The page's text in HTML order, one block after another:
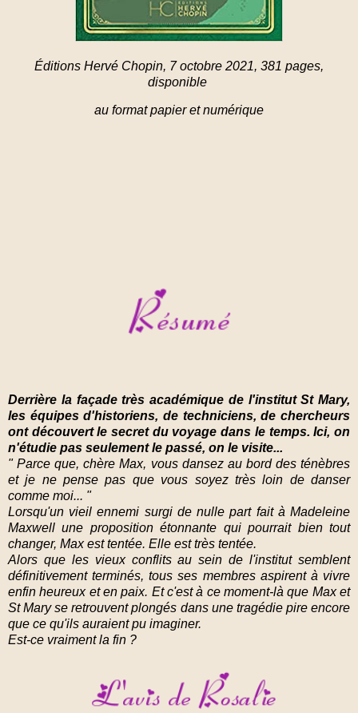
Éditions Hervé Chopin, 7 octobre 2021, 381 pages,
disponible
au format papier et numérique
Derrière la façade très académique de l'institut St Mary,
les équipes d'historiens, de techniciens, de chercheurs
ont découvert le secret du voyage dans le temps. Ici, on
n'étudie pas seulement le passé, on le visite...
" Parce que, chère Max, vous dansez au bord des ténèbres
et je ne pense pas que vous soyez très loin de danser
comme moi... "
Lorsqu'un vieil ennemi surgi de nulle part fait à Madeleine
Maxwell une proposition étonnante qui pourrait bien tout
changer, Max est tentée. Elle est très tentée.
Alors que les vieux conflits au sein de l'institut semblent
définitivement terminés, tous ses membres aspirent à vivre
enfin heureux et en paix. Et c'est à ce moment-là que Max et
St Mary se retrouvent plongés dans une tragédie pire encore
que ce qu'ils auraient pu imaginer.
Est-ce vraiment la fin ?